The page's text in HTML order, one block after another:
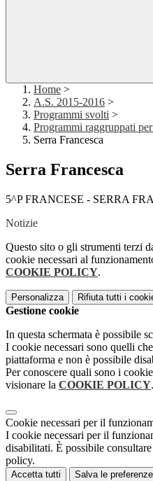
Home >
A.S. 2015-2016 >
Programmi svolti >
Programmi raggruppati
Serra Francesca
Serra Francesca
5^P FRANCESE - SERRA
Notizie
Questo sito o gli strumenti terzi
cookie necessari al
COOKIE POLICY.
Personalizza Rifiuta tutti i
Gestione cookie
In questa schermata è possibile
I cookie necessari sono quelli
piattaforma e non è possibile
Per conoscere quali sono i
visionare la COOKIE POLICY.
Cookie necessari per il
I cookie necessari per il
disabilitati. È possibile
policy.
Accetta tutti Salva le preferenze